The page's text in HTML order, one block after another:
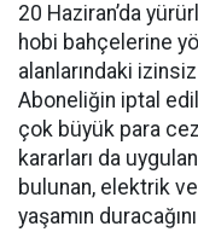
20 Haziran’da
hobi bahçelerine
alanlarındaki
Aboneliğin iptal
çok büyük para
kararları da
bulunan, elektrik
yaşamın